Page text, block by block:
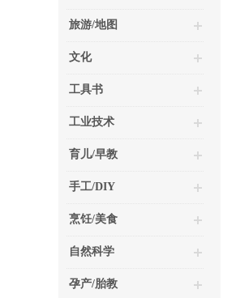
旅游/地图
文化
工具书
工业技术
育儿/早教
手工/DIY
烹饪/美食
自然科学
孕产/胎教